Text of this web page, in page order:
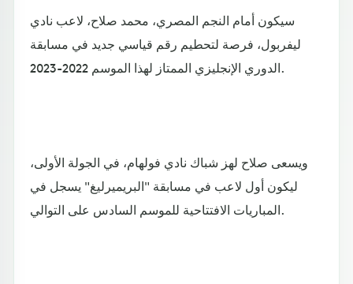
سيكون أمام النجم المصري، محمد صلاح، لاعب نادي
ليفربول، فرصة لتحطيم رقم قياسي جديد في مسابقة
الدوري الإنجليزي الممتاز لهذا الموسم 2022-2023.
ويسعى صلاح لهز شباك نادي فولهام، في الجولة الأولى،
ليكون أول لاعب في مسابقة "البريميرليغ" يسجل في
المباريات الافتتاحية للموسم السادس على التوالي.